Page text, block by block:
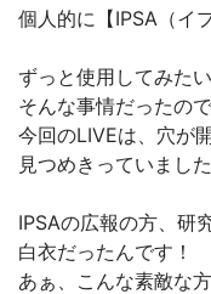
個人的に【IPSA（イ
ずっと使用してみた
そんな事情だったので
今回のLIVEは、穴が
見つめきっていました
IPSAの広報の方、研
白衣だったんです！
あぁ、こんな素敵な